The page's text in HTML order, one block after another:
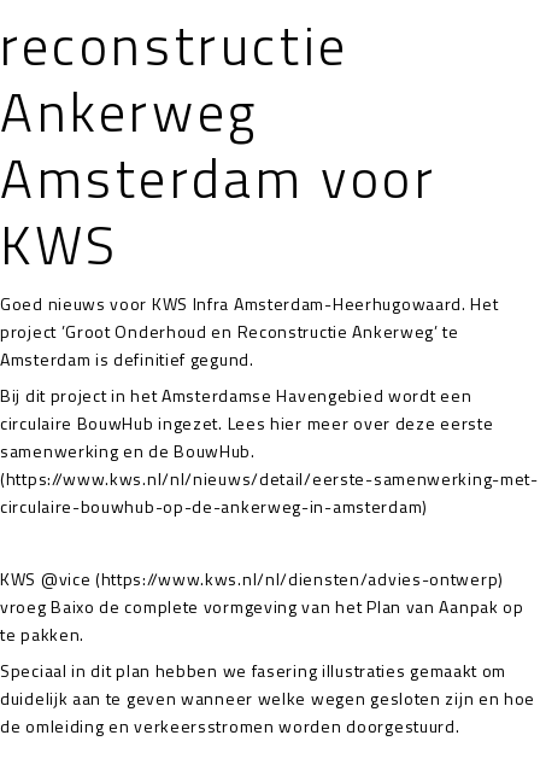
reconstructie
Ankerweg
Amsterdam voor
KWS
Goed nieuws voor KWS Infra Amsterdam-Heerhugowaard. Het
project ’Groot Onderhoud en Reconstructie Ankerweg’ te
Amsterdam is definitief gegund.
Bij dit project in het Amsterdamse Havengebied wordt een
circulaire BouwHub ingezet. Lees hier meer over deze eerste
samenwerking en de BouwHub.
(https://www.kws.nl/nl/nieuws/detail/eerste-samenwerking-met-
circulaire-bouwhub-op-de-ankerweg-in-amsterdam)
KWS @vice (https://www.kws.nl/nl/diensten/advies-ontwerp)
vroeg Baixo de complete vormgeving van het Plan van Aanpak op
te pakken.
Speciaal in dit plan hebben we fasering illustraties gemaakt om
duidelijk aan te geven wanneer welke wegen gesloten zijn en hoe
de omleiding en verkeersstromen worden doorgestuurd.